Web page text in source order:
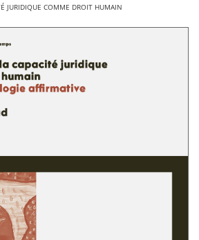
JURIDIQUE COMME DROIT HUMAIN